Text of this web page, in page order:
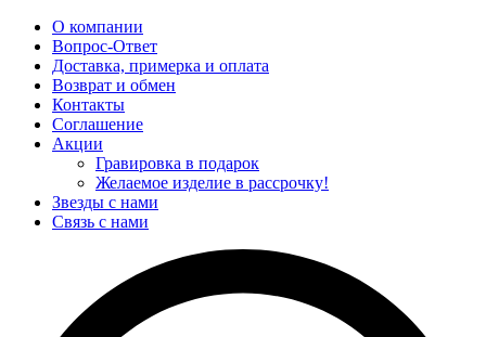
О компании
Вопрос-Ответ
Доставка, примерка и оплата
Возврат и обмен
Контакты
Соглашение
Акции
Гравировка в подарок
Желаемое изделие в рассрочку!
Звезды с нами
Связь с нами